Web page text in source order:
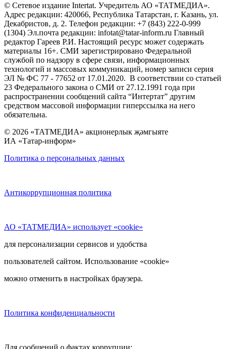
© Сетевое издание Intertat. Учредитель АО «ТАТМЕДИА».
Адрес редакции: 420066, Республика Татарстан, г. Казань, ул.
Декабристов, д. 2. Телефон редакции: +7 (843) 222-0-999
(1304) Эл.почта редакции: infotat@tatar-inform.ru Главный
редактор Гареев Р.И. Настоящий ресурс может содержать
материалы 16+. СМИ зарегистрировано Федеральной
службой по надзору в сфере связи, информационных
технологий и массовых коммуникаций, номер записи серия
ЭЛ № ФС 77 - 77652 от 17.01.2020. В соответствии со статьей
23 Федерального закона о СМИ от 27.12.1991 года при
распространении сообщений сайта “Интертат” другим
средством массовой информации гиперссылка на него
обязательна.
© 2026 «ТАТМЕДИА» акционерлык җәмгыяте
ИА «Татар-информ»
Политика о персональных данных
Антикоррупционная политика
АО «ТАТМЕДИА» использует «cookie»
для персонализации сервисов и удобства
пользователей сайтом. Использование «cookie»
можно отменить в настройках браузера.
Политика конфиденциальности
Для сообщений о фактах коррупции: